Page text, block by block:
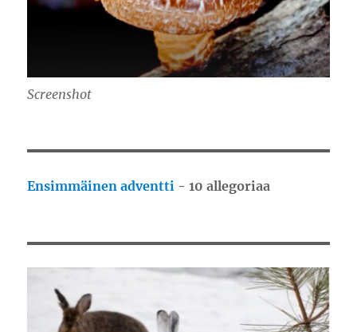
Screenshot
Ensimmäinen adventti - 10 allegoriaa